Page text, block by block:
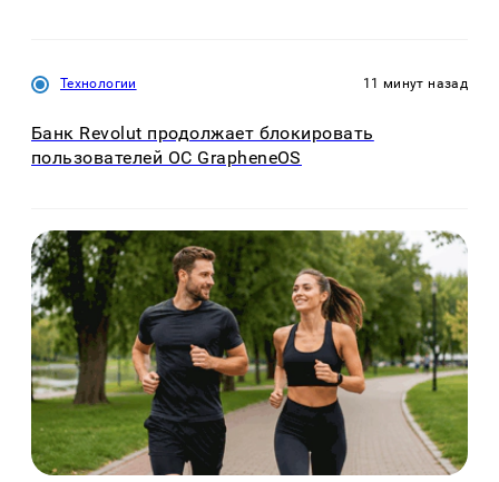
Технологии 11 минут назад
Банк Revolut продолжает блокировать
пользователей ОС GrapheneOS